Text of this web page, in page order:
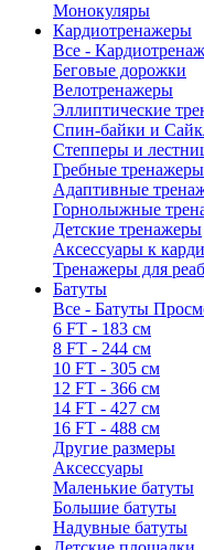
Монокуляры
Кардиотренажеры
Все -
Беговые дорожки
Велотренажеры
Эллиптические
Спин-байки и
Степперы и
Гребные тренажеры
Адаптивные
Горнолыжные
Детские тренажеры
Аксессуары к
Тренажеры для
Батуты
Все - Батуты
6 FT - 183 см
8 FT - 244 см
10 FT - 305 см
12 FT - 366 см
14 FT - 427 см
16 FT - 488 см
Другие размеры
Аксессуары
Маленькие батуты
Большие батуты
Надувные батуты